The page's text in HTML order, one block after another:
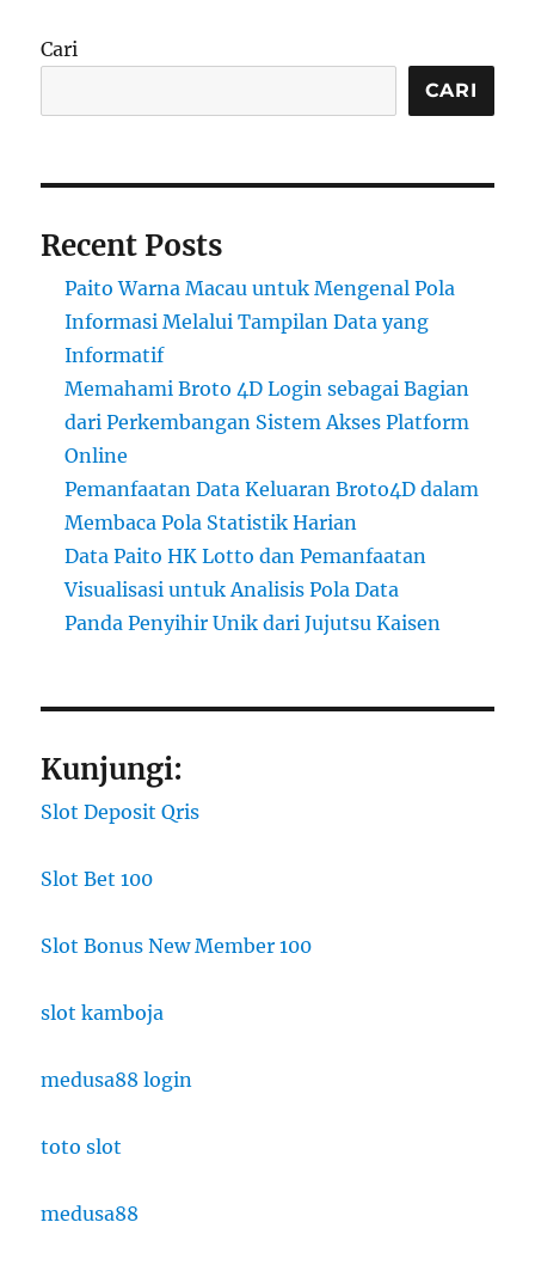
Cari
CARI
Recent Posts
Paito Warna Macau untuk Mengenal Pola
Informasi Melalui Tampilan Data yang
Informatif
Memahami Broto 4D Login sebagai Bagian
dari Perkembangan Sistem Akses Platform
Online
Pemanfaatan Data Keluaran Broto4D dalam
Membaca Pola Statistik Harian
Data Paito HK Lotto dan Pemanfaatan
Visualisasi untuk Analisis Pola Data
Panda Penyihir Unik dari Jujutsu Kaisen
Kunjungi:
Slot Deposit Qris
Slot Bet 100
Slot Bonus New Member 100
slot kamboja
medusa88 login
toto slot
medusa88